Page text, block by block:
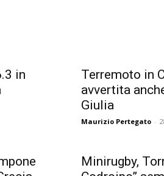
in
Terremoto in
avvertita
Giulia
Maurizio Pertegato -
Minirugby,